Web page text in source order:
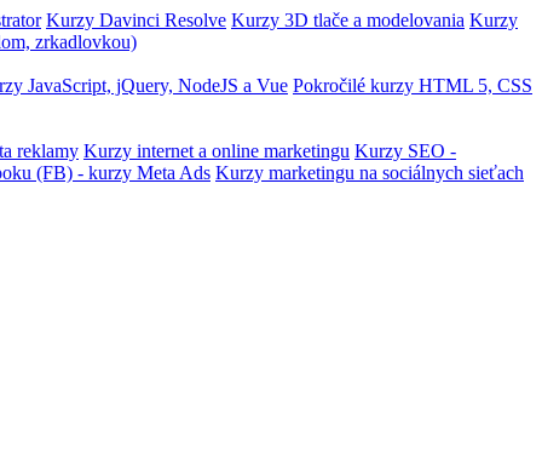
Kurzy Davinci Resolve Kurzy 3D tlače a modelovania Kurzy
zrkadlovkou)
JavaScript, jQuery, NodeJS a Vue Pokročilé kurzy HTML 5, CSS
reklamy Kurzy internet a online marketingu Kurzy SEO -
(FB) - kurzy Meta Ads Kurzy marketingu na sociálnych sieťach